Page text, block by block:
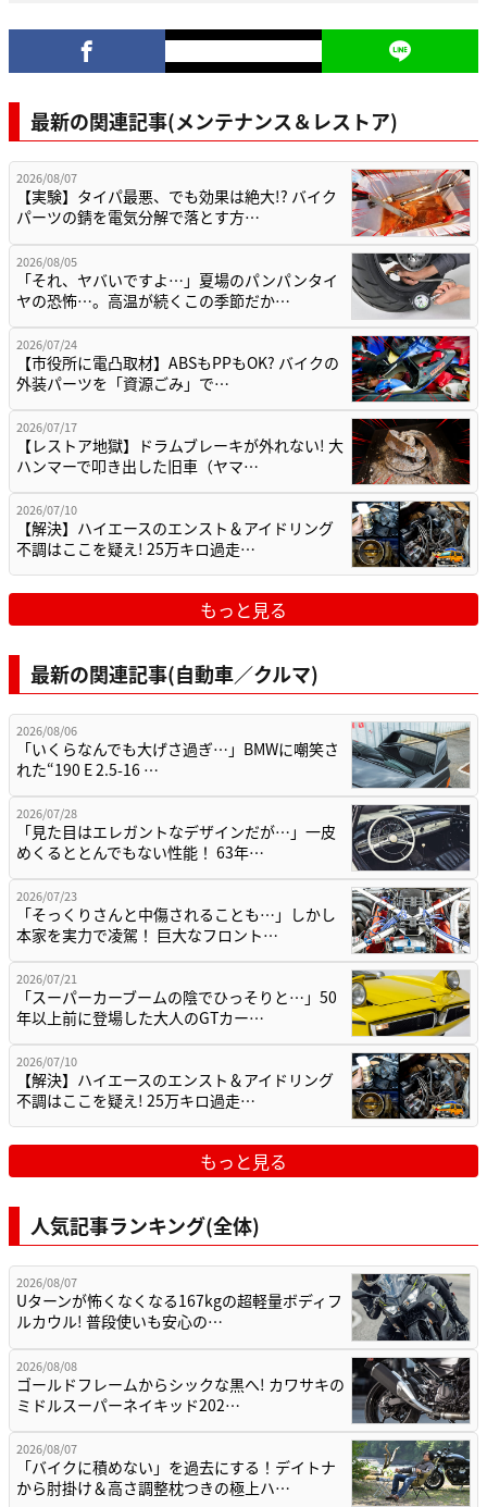
最新の関連記事(メンテナンス＆レストア)
2026/08/07
【実験】タイパ最悪、でも効果は絶大!? バイク
パーツの錆を電気分解で落とす方…
2026/08/05
「それ、ヤバいですよ…」夏場のパンパンタイ
ヤの恐怖…。高温が続くこの季節だか…
2026/07/24
【市役所に電凸取材】ABSもPPもOK? バイクの
外装パーツを「資源ごみ」で…
2026/07/17
【レストア地獄】ドラムブレーキが外れない! 大
ハンマーで叩き出した旧車（ヤマ…
2026/07/10
【解決】ハイエースのエンスト＆アイドリング
不調はここを疑え! 25万キロ過走…
もっと見る
最新の関連記事(自動車／クルマ)
2026/08/06
「いくらなんでも大げさ過ぎ…」BMWに嘲笑さ
れた“190 E 2.5-16 …
2026/07/28
「見た目はエレガントなデザインだが…」一皮
めくるととんでもない性能！ 63年…
2026/07/23
「そっくりさんと中傷されることも…」しかし
本家を実力で凌駕！ 巨大なフロント…
2026/07/21
「スーパーカーブームの陰でひっそりと…」50
年以上前に登場した大人のGTカー…
2026/07/10
【解決】ハイエースのエンスト＆アイドリング
不調はここを疑え! 25万キロ過走…
もっと見る
人気記事ランキング(全体)
2026/08/07
Uターンが怖くなくなる167kgの超軽量ボディフ
ルカウル! 普段使いも安心の…
2026/08/08
ゴールドフレームからシックな黒へ! カワサキの
ミドルスーパーネイキッド202…
2026/08/07
「バイクに積めない」を過去にする！デイトナ
から肘掛け＆高さ調整枕つきの極上ハ…